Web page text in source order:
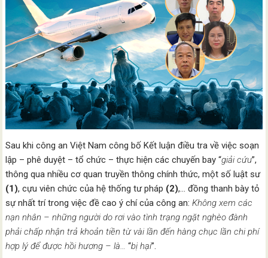
Sau khi công an Việt Nam công bố Kết luận điều tra về việc soạn
lập – phê duyệt – tổ chức – thực hiện các chuyến bay “giải cứu”,
thông qua nhiều cơ quan truyền thông chính thức, một số luật sư
(1), cựu viên chức của hệ thống tư pháp (2),… đồng thanh bày tỏ
sự nhất trí trong việc đề cao ý chí của công an:Không xem các
nạn nhân – những người do rơi vào tình trạng ngặt nghèo đành
phải chấp nhận trả khoản tiền từ vài lần đến hàng chục lần chi phí
hợp lý để được hồi hương – là… “bị hại”.